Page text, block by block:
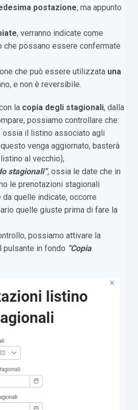
postazione, ma appunto
, verranno indicate come
che possano essere confermate
che può essere utilizzata una
e non è reversibile.
la copia degli stagionali, dalla
possiamo controllare che:
ossia il listino associato agli
venga aggiornato, basterà
al vecchio);
stagionali”, ossia le date che in
le prenotazioni stagionali
quelle indicate, occorre
quelle giuste prima di fare la
possiamo attivare la
pulsante in fondo “Copia